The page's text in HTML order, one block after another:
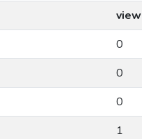
0
0
0
1